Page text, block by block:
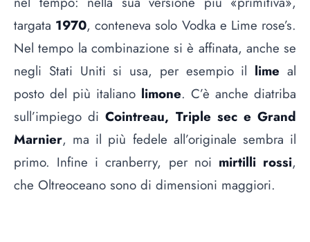
targata 1970, conteneva solo Vodka e Lime rose’s.
Nel tempo la combinazione si è affinata, anche se
negli Stati Uniti si usa, per esempio il lime al
posto del più italiano limone. C’è anche diatriba
sull’impiego diCointreau, Triple sec e Grand
Marnier, ma il più fedele all’originale sembra il
primo. Infine i cranberry, per noi mirtilli rossi,
che Oltreoceano sono di dimensioni maggiori.